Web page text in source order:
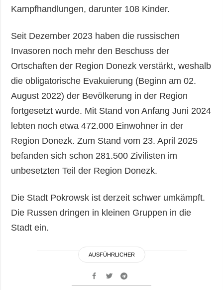
Kampfhandlungen, darunter 108 Kinder.
Seit Dezember 2023 haben die russischen
Invasoren noch mehr den Beschuss der
Ortschaften der Region Donezk verstärkt, weshalb
die obligatorische Evakuierung (Beginn am 02.
August 2022) der Bevölkerung in der Region
fortgesetzt wurde. Mit Stand von Anfang Juni 2024
lebten noch etwa 472.000 Einwohner in der
Region Donezk. Zum Stand vom 23. April 2025
befanden sich schon 281.500 Zivilisten im
unbesetzten Teil der Region Donezk.
Die Stadt Pokrowsk ist derzeit schwer umkämpft.
Die Russen dringen in kleinen Gruppen in die
Stadt ein.
AUSFÜHRLICHER